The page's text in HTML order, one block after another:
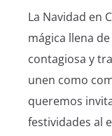
La Navidad en
mágica llena
contagiosa y
unen como
queremos
festividades al